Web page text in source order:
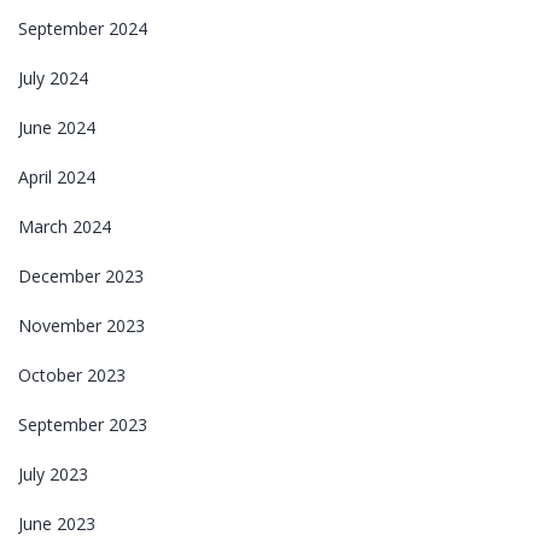
September 2024
July 2024
June 2024
April 2024
March 2024
December 2023
November 2023
October 2023
September 2023
July 2023
June 2023